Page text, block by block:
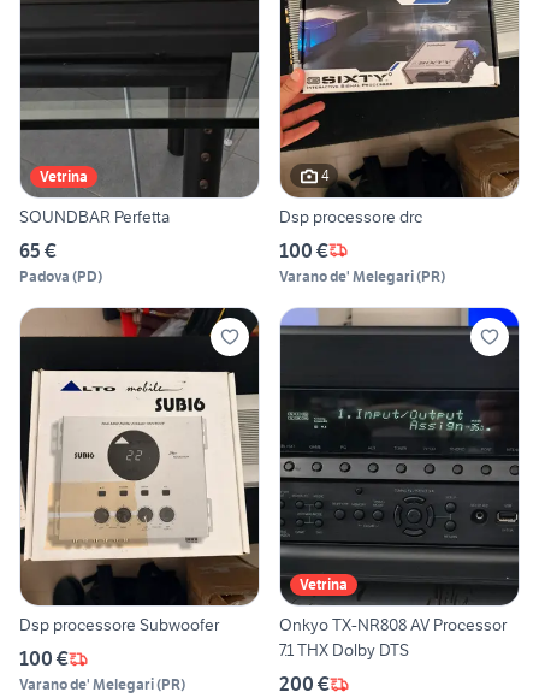
Vetrina
SOUNDBAR Perfetta
65 €
Padova (PD)
4
Dsp processore drc
100 €
Varano de' Melegari(PR)
Dsp processore Subwoofer
100 €
Varano de' Melegari(PR)
Vetrina
Onkyo TX-NR808 AV Processor
7.1 THX Dolby DTS
200 €